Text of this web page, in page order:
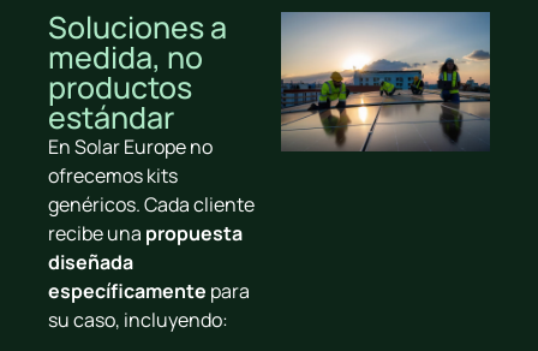
Soluciones a
medida, no
productos
estándar
En Solar Europe no
ofrecemos kits
genéricos. Cada cliente
recibe una propuesta
diseñada
específicamente para
su caso, incluyendo: